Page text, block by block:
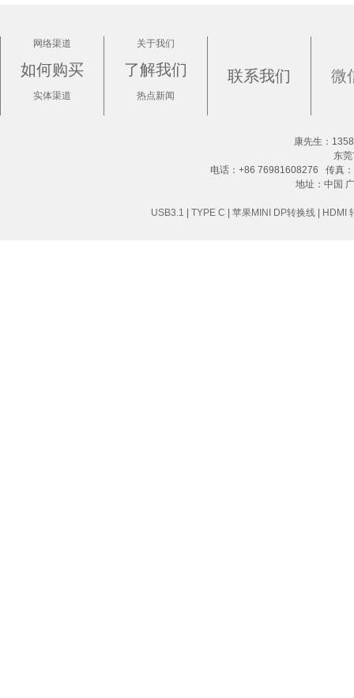
网络渠道
如何购买
实体渠道
关于我们
了解我们
热点新闻
联系我们 微
康先生：
东
电话：+86 76981608276 传真
地址：中国
USB3.1 | TYPE C | 苹果MINI DP转换线 | HDMI